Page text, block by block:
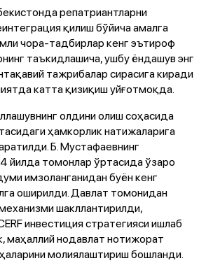
репатриантларни
қилиш бўйича амалга
чора-тадбирлар кенг эътироф
таъкидлашича, ушбу ёндашув энг
тажрибалар сирасига киради
катта қизиқиш уйғотмоқда.
олдини олиш соҳасида
ҳамкорлик натижаларига
Б. Мустафаевнинг
йилда томонлар ўртасида ўзаро
имзоланганидан буён кенг
оширилди. Давлат томонидан
шакллантирилди,
инвестиция стратегияси ишлаб
маҳаллий нодавлат нотижорат
молиялаштириш бошланди.